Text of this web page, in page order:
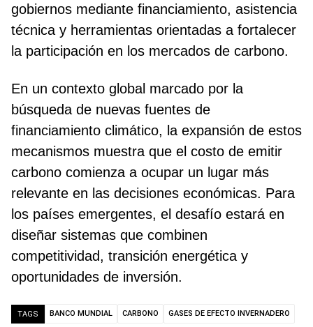
gobiernos mediante financiamiento, asistencia
técnica y herramientas orientadas a fortalecer
la participación en los mercados de carbono.
En un contexto global marcado por la
búsqueda de nuevas fuentes de
financiamiento climático, la expansión de estos
mecanismos muestra que el costo de emitir
carbono comienza a ocupar un lugar más
relevante en las decisiones económicas. Para
los países emergentes, el desafío estará en
diseñar sistemas que combinen
competitividad, transición energética y
oportunidades de inversión.
TAGS BANCO MUNDIAL CARBONO GASES DE EFECTO INVERNADERO